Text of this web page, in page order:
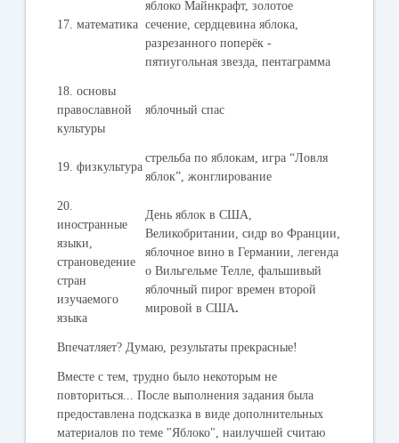
17. математика
яблоко Майнкрафт, золотое
сечение, сердцевина яблока,
разрезанного поперёк -
пятиугольная звезда, пентаграмма
18. основы
православной
культуры
яблочный спас
19. физкультура
стрельба по яблокам, игра “Ловля
яблок”, жонглирование
20.
иностранные
языки,
страноведение
стран
изучаемого
языка
День яблок в США,
Великобритании, сидр во Франции,
яблочное вино в Германии, легенда
о Вильгельме Телле, фальшивый
яблочный пирог времен второй
мировой в США.
Впечатляет? Думаю, результаты прекрасные!
Вместе с тем, трудно было некоторым не
повториться... После выполнения задания была
предоставлена подсказка в виде дополнительных
материалов по теме "Яблоко", наилучшей считаю